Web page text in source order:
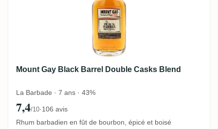
Mount Gay Black Barrel Double Casks Blend
La Barbade · 7 ans · 43%
7,4/10·106 avis
Rhum barbadien en fût de bourbon, épicé et boisé